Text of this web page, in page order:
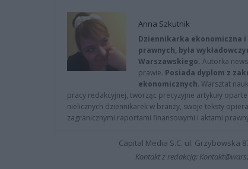
Anna Szkutnik
Dziennikarka ekonomiczna
prawnych, była
Warszawskiego. Autorka
prawie. Posiada dyplom z
ekonomicznych. Warsztat
pracy redakcyjnej, tworząc precyzyjne artykuły
nielicznych dziennikarek w branży, swoje teksty
zagranicznymi raportami finansowymi i aktami
Capital Media S.C. ul. Grzybowska
Kontakt z redakcją: